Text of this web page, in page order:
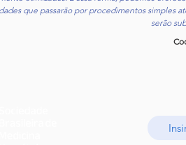
que passarão por procedimentos simples
serão